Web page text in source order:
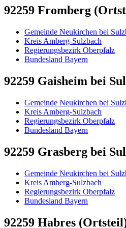
92259 Fromberg
Gemeinde Neukirchen bei
Kreis Amberg-Sulzbach
Regierungsbezirk Oberpfalz
Bundesland Bayern
92259 Gaisheim bei
Gemeinde Neukirchen bei
Kreis Amberg-Sulzbach
Regierungsbezirk Oberpfalz
Bundesland Bayern
92259 Grasberg bei
Gemeinde Neukirchen bei
Kreis Amberg-Sulzbach
Regierungsbezirk Oberpfalz
Bundesland Bayern
92259 Habres